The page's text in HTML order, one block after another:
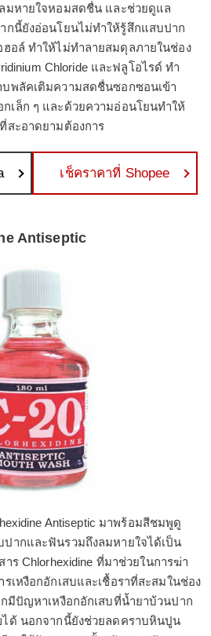
มหายใจหอมสดชื่น และช่วยดูแล
กนี้ยังอ่อนโยนไม่ทำให้รู้สึกแสบปาก
ฮอล์ ทำให้ไม่ทำลายสมดุลภายในช่อง
Chloride และฟลูโอไรด์ ทำ
พลัคเติมความสดชื่นซอกซอนเข้า
เล็ก ๆ และด้วยความอ่อนโยนทำให้
สะอาดยามต้องการ
เช็คราคาที่ Shopee
Antiseptic
Antiseptic มาพร้อมสีชมพูดู
ากและฟันรวมถึงลมหายใจได้เป็น
ร Chlorhexidine ที่มาช่วยในการฆ่า
เหงือกอักเสบและเชื้อราที่สะสมในช่อง
มีปัญหาเหงือกอักเสบที่น้ำยาบ้วนปาก
ด้ นอกจากนี้ยังช่วยลดคราบหินปูน